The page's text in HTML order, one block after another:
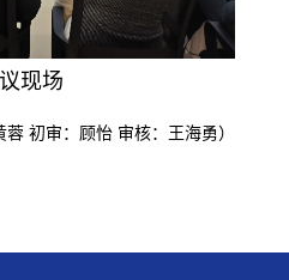
现场
蓉 初审：顾怡 审核：王海勇）